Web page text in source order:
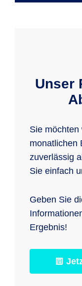
Unser
Sie möchten
monatlichen
zuverlässig
Sie einfach
Geben Sie
Ergebnis!